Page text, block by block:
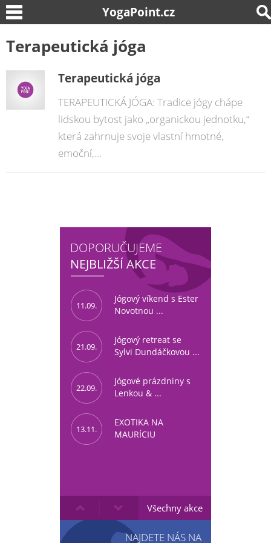
YogaPoint.cz
Terapeutická jóga
Terapeutická jóga
TERAPEUTICKÁ JÓGA: Tradice jógy chápe
lidskou bytost jako „organickou jednotku,“
která zahrnuje svoje vlastní hmotné,
emoční,...
DOPORUČUJEME
NEJBLIŽŠÍ AKCE
11.09.
Jógový víkend s Ester
Novotnou ...
21.09.
Jógový retreat se
Sylvi Dundáčkovou ...
22.09.
Jógové prázdniny s
Lenkou & ...
13.11.
EXOTIKA NA
MAURÍCIU
Všechny akce
NAJDETE NÁS NA